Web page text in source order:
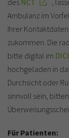
des NCT
,
Ambulanz im
Ihrer
zukommen. Die
bitte digital im
hochgeladen in
Durchsicht oder
sinnvoll sein,
Für Patienten: